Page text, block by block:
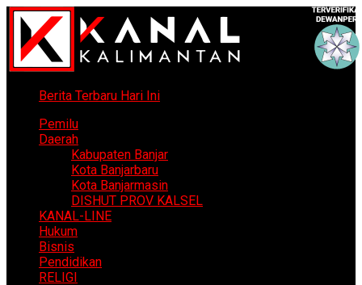
Berita Terbaru Hari Ini
Pemilu
Daerah
Kabupaten Banjar
Kota Banjarbaru
Kota Banjarmasin
DISHUT PROV KALSEL
KANAL-LINE
Hukum
Bisnis
Pendidikan
RELIGI